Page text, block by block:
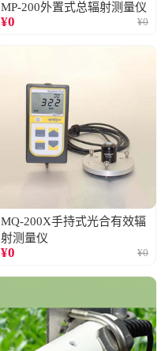
MP-200外置式总辐射测量仪
¥0 ¥0
MQ-200X手持式光合有效辐
射测量仪
¥0 ¥0